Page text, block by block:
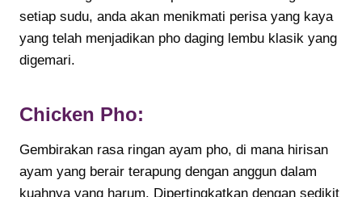
setiap sudu, anda akan menikmati perisa yang kaya
yang telah menjadikan pho daging lembu klasik yang
digemari.
Chicken Pho:
Gembirakan rasa ringan ayam pho, di mana hirisan
ayam yang berair terapung dengan anggun dalam
kuahnya yang harum. Dipertingkatkan dengan sedikit